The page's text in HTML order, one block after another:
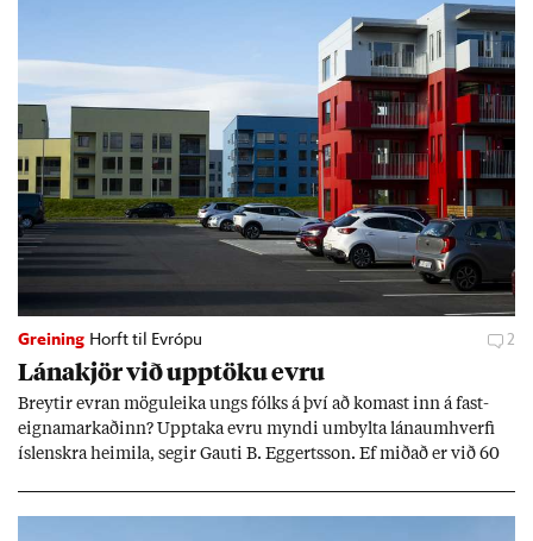
Greining Horft til Evrópu 2
Lána­kjör við upp­töku evru
Breyt­ir evr­an mögu­leika ungs fólks á því að kom­ast inn á fast­
eigna­mark­að­inn? Upp­taka evru myndi um­bylta lánaum­hverfi
ís­lenskra heim­ila, seg­ir Gauti B. Eggerts­son. Ef mið­að er við 60